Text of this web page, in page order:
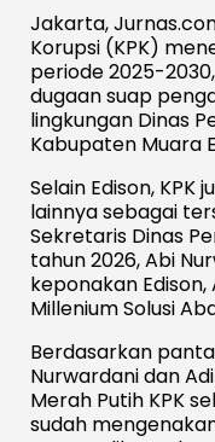
Jakarta,
Korupsi (KPK)
periode 2025-
dugaan suap
lingkungan Dinas
Kabupaten Muara
Selain Edison,
lainnya sebagai
Sekretaris Dinas
tahun 2026, Abi
keponakan Edison,
Millenium Solusi
Berdasarkan
Nurwardani dan
Merah Putih KPK
sudah